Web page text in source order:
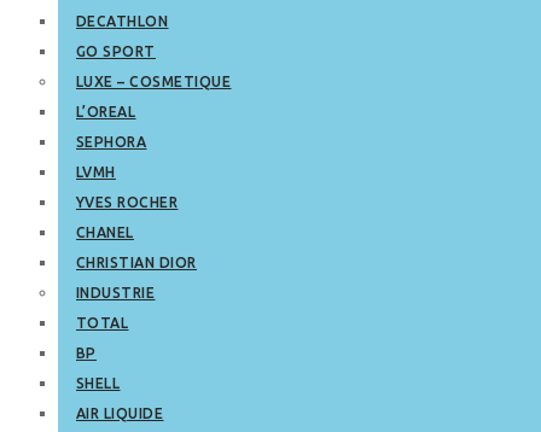
DECATHLON
GO SPORT
LUXE – COSMETIQUE
L’OREAL
SEPHORA
LVMH
YVES ROCHER
CHANEL
CHRISTIAN DIOR
INDUSTRIE
TOTAL
BP
SHELL
AIR LIQUIDE